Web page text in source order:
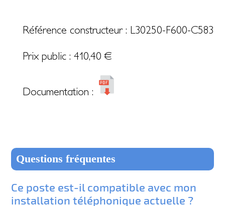
Référence constructeur : L30250-F600-C583
Prix public : 410,40 €
Documentation :
Questions fréquentes
Ce poste est-il compatible avec mon
installation téléphonique actuelle ?